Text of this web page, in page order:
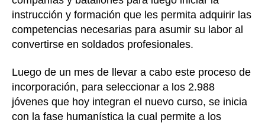
instrucción y formación que les permita adquirir las
competencias necesarias para asumir su labor al
convertirse en soldados profesionales.
Luego de un mes de llevar a cabo este proceso de
incorporación, para seleccionar a los 2.988
jóvenes que hoy integran el nuevo curso, se inicia
con la fase humanística la cual permite a los